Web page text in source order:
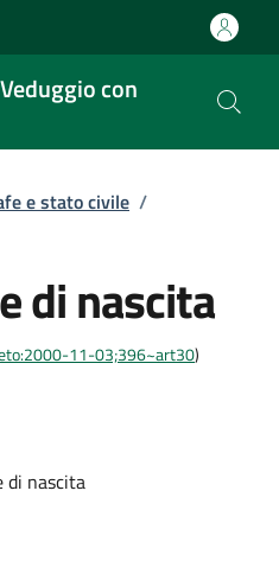
con
e stato civile /
di nascita
11-03;396~art30)
di nascita